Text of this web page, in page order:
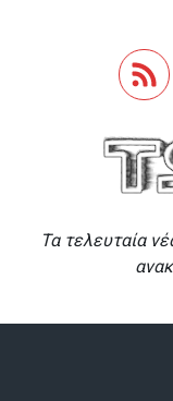
Τα τελευταία